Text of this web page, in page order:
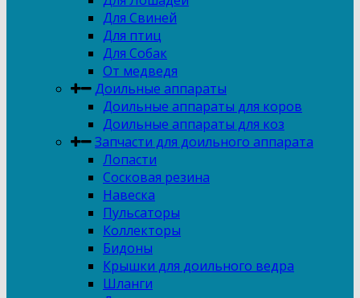
Для Свиней
Для птиц
Для Собак
От медведя
Доильные аппараты
Доильные аппараты для коров
Доильные аппараты для коз
Запчасти для доильного аппарата
Лопасти
Сосковая резина
Навеска
Пульсаторы
Коллекторы
Бидоны
Крышки для доильного ведра
Шланги